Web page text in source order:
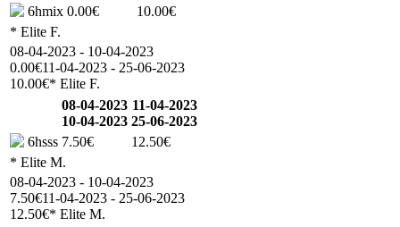
6hmix 0.00€
10.00€
* Elite F.
08-04-2023 - 10-04-2023
0.00€11-04-2023 - 25-06-2023
10.00€* Elite F.
08-04-2023
10-04-2023
11-04-2023
25-06-2023
6hsss 7.50€
12.50€
* Elite M.
08-04-2023 - 10-04-2023
7.50€11-04-2023 - 25-06-2023
12.50€* Elite M.